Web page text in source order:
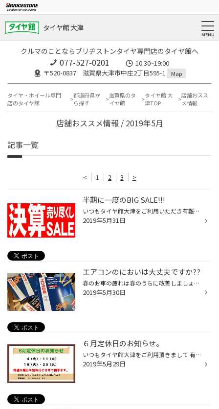
タイヤ館 大津
クルマのことならブリヂストンタイヤ専門店のタイヤ館へ
077-527-0201
10:30~19:00
〒520-0837 滋賀県大津市中庄2丁目595-1
Map
タイヤ・ホイール専門
店のタイヤ館
都道府県か
ら探す
滋賀県のタ
イヤ館
タイヤ館 大
津TOP
店舗おスス
メ情報
店舗おススメ情報 / 2019年5月
記事一覧
< 1 2 3 >
半期に一度のBIG SALE!!!
いつもタイヤ館大津をご利用いただき有難う御座います☆” みなさまお待たせいたしました!!! 半期に一度のSALE!【集中得市 決算SALE!!】を開催いたします♪ 夏タイヤはもちろん、エンジンオイル・ワイパー・エアコンフィルター等の メンテナンス商品も大奉仕です!! 梅雨時期だからこそ、雨の多い日本だ...
2019年5月31日
エアコンのにおいは大丈夫ですか??
春のお車の疲れは春のうちに改善しましょう♪ 最近気温がだんだんと暑くなり半袖で お出掛けされる方も増えたのではないでしょうか!? それと共にお車のエアコンも使用される方もふえたのでしょうか?? エアコンのフィルターの汚れは大丈夫でしょうか！？ 当店の無料安全点検メニューの中に エアコンフ...
2019年5月30日
６月定休日のお知らせ。
いつもタイヤ館大津をご利用頂きまして 有難う御座いますヾ(*´∀`*)ﾉ 2019年6月の定休日をお知らせ致します☆ 火曜日を定休日とさせて頂いております。 ◎オイル交換が電話でご予約頂ける様になりました☆” お電話一本でご予約頂けます☆ ぜひご利用下さいませ!! ◎２０１９年１月より、営業時間が下記の...
2019年5月29日